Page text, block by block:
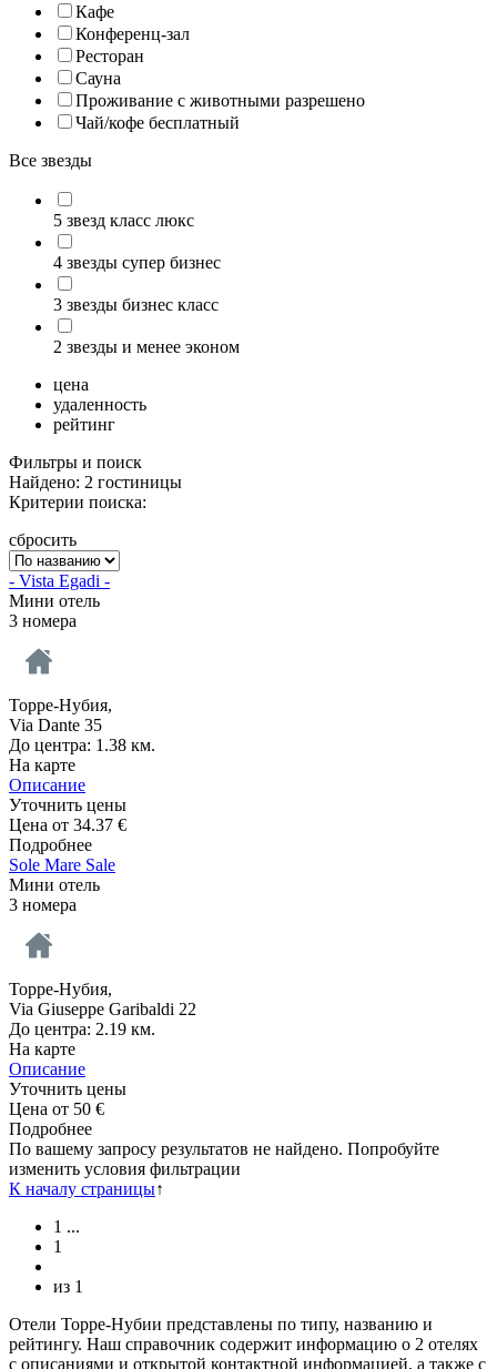
Кафе
Конференц-зал
Ресторан
Сауна
Проживание с животными разрешено
Чай/кофе бесплатный
Все звезды
5 звезд класс люкс
4 звезды супер бизнес
3 звезды бизнес класс
2 звезды и менее эконом
цена
удаленность
рейтинг
Фильтры и поиск
Найдено: 2 гостиницы
Критерии поиска:
сбросить
- Vista Egadi -
Мини отель
3 номера
Торре-Нубия,
Via Dante 35
До центра: 1.38 км.
На карте
Описание
Уточнить цены
Цена от 34.37 €
Подробнее
Sole Mare Sale
Мини отель
3 номера
Торре-Нубия,
Via Giuseppe Garibaldi 22
До центра: 2.19 км.
На карте
Описание
Уточнить цены
Цена от 50 €
Подробнее
По вашему запросу результатов не найдено. Попробуйте
изменить условия фильтрации
К началу страницы↑
1 ...
1
из 1
Отели Торре-Нубии представлены по типу, названию и
рейтингу. Наш справочник содержит информацию о 2 отелях
с описаниями и открытой контактной информацией, а также с